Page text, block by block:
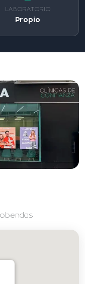
LABORATORIO
Propio